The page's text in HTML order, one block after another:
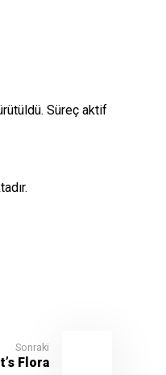
Süreç aktif
Sonraki
Flora